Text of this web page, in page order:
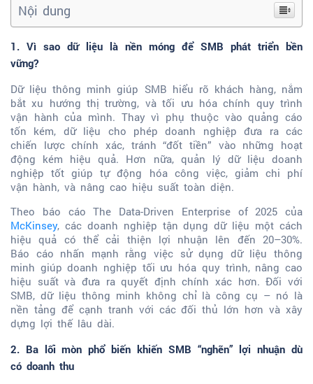
Nội dung
1. Vì sao dữ liệu là nền móng để SMB phát triển bền
vững?
Dữ liệu thông minh giúp SMB hiểu rõ khách hàng, nắm
bắt xu hướng thị trường, và tối ưu hóa chính quy trình
vận hành của mình. Thay vì phụ thuộc vào quảng cáo
tốn kém, dữ liệu cho phép doanh nghiệp đưa ra các
chiến lược chính xác, tránh “đốt tiền” vào những hoạt
động kém hiệu quả. Hơn nữa, quản lý dữ liệu doanh
nghiệp tốt giúp tự động hóa công việc, giảm chi phí
vận hành, và nâng cao hiệu suất toàn diện.
Theo báo cáo The Data-Driven Enterprise of 2025 của
McKinsey, các doanh nghiệp tận dụng dữ liệu một cách
hiệu quả có thể cải thiện lợi nhuận lên đến 20–30%.
Báo cáo nhấn mạnh rằng việc sử dụng dữ liệu thông
minh giúp doanh nghiệp tối ưu hóa quy trình, nâng cao
hiệu suất và đưa ra quyết định chính xác hơn. Đối với
SMB, dữ liệu thông minh không chỉ là công cụ – nó là
nền tảng để cạnh tranh với các đối thủ lớn hơn và xây
dựng lợi thế lâu dài.
2. Ba lối mòn phổ biến khiến SMB “nghẽn” lợi nhuận dù
có doanh thu